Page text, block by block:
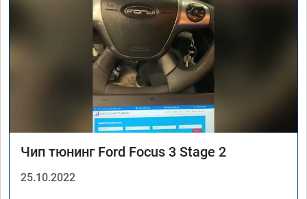
Чип тюнинг Ford Focus 3 Stage 2
25.10.2022